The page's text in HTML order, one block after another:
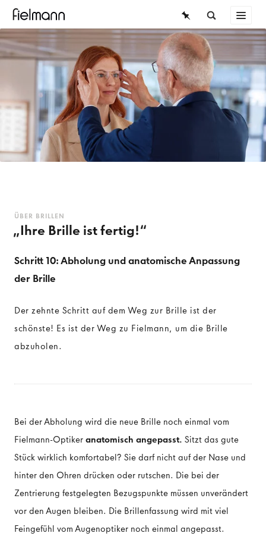
BRILLEN
SONNENBRILLEN
KONTAKTLINSEN
WISSEN
SERVICE
ÜBERSICHT
WISSEN
ÜBER BRILLEN
Der Weg zur Brille
Anatomie des Auges
ÜBER BRILLEN
„Ihre Brille ist fertig!“
Schritt 10: Abholung und anatomische Anpassung
der Brille
Der zehnte Schritt auf dem Weg zur Brille ist der
schönste! Es ist der Weg zu Fielmann, um die Brille
abzuholen.
Bei der Abholung wird die neue Brille noch einmal vom
Fielmann-Optiker anatomisch angepasst. Sitzt das gute
Stück wirklich komfortabel? Sie darf nicht auf der Nase und
hinter den Ohren drücken oder rutschen. Die bei der
Zentrierung festgelegten Bezugspunkte müssen unverändert
vor den Augen bleiben. Die Brillenfassung wird mit viel
Feingefühl vom Augenoptiker noch einmal angepasst.